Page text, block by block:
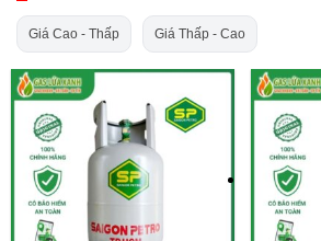
Giá Cao - Thấp Giá Thấp - Cao